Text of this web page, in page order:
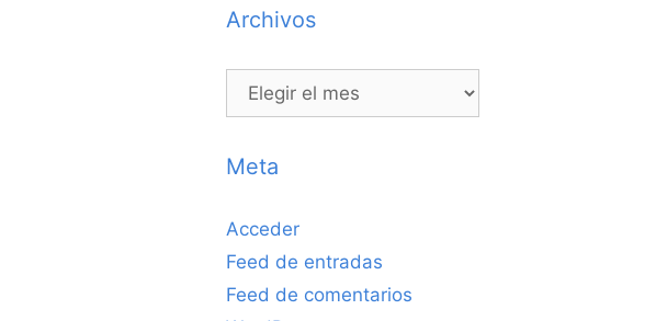
Archivos
Archivos
Meta
Acceder
Feed de entradas
Feed de comentarios